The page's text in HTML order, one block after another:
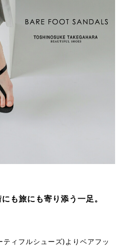
も旅にも寄り添う一足。
ィフルシューズ)よりベアフッ